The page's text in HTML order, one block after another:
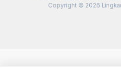
Copyright © 2026